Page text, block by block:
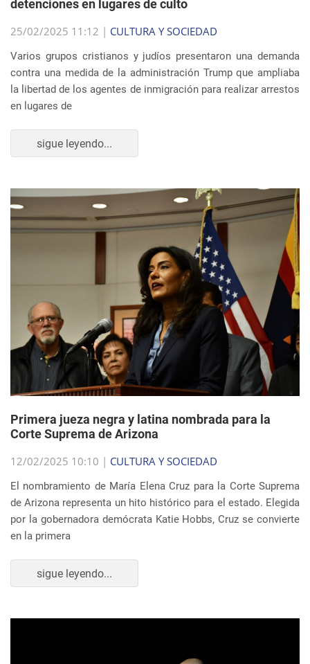
detenciones en lugares de culto
25/02/2025 11:12 | CULTURA Y SOCIEDAD
Varios grupos cristianos y judíos presentaron una demanda
contra una medida de la administración Trump que ampliaba
la libertad de los agentes de inmigración para realizar arrestos
en lugares de
sigue leyendo...
Primera jueza negra y latina nombrada para la
Corte Suprema de Arizona
12/02/2025 10:10 | CULTURA Y SOCIEDAD
El nombramiento de María Elena Cruz para la Corte Suprema
de Arizona representa un hito histórico para el estado. Elegida
por la gobernadora demócrata Katie Hobbs, Cruz se convierte
en la primera
sigue leyendo...